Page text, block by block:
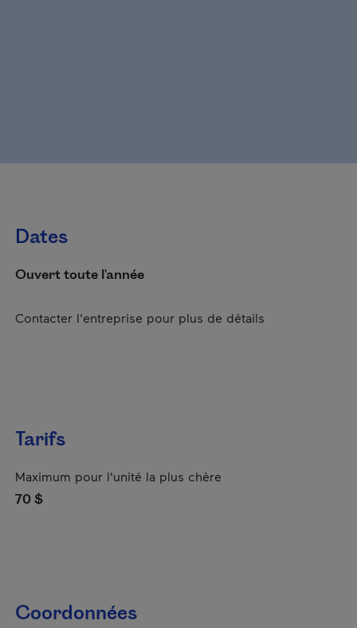
Dates
Ouvert toute l'année
Contacter l'entreprise pour plus de détails
Tarifs
Maximum pour l'unité la plus chère
70 $
Coordonnées